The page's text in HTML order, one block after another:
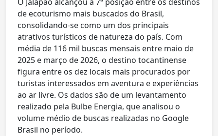
O Jalapão alcançou a 7ª posição entre os destinos
de ecoturismo mais buscados do Brasil,
consolidando-se como um dos principais
atrativos turísticos de natureza do país. Com
média de 116 mil buscas mensais entre maio de
2025 e março de 2026, o destino tocantinense
figura entre os dez locais mais procurados por
turistas interessados em aventura e experiências
ao ar livre. Os dados são de um levantamento
realizado pela Bulbe Energia, que analisou o
volume médio de buscas realizadas no Google
Brasil no período.